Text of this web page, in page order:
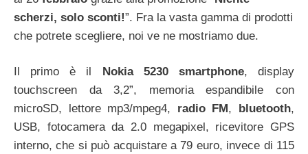
scherzi, solo sconti!”. Fra la vasta gamma di prodotti
che potrete scegliere, noi ve ne mostriamo due.
Il primo è il Nokia 5230 smartphone, display
touchscreen da 3,2”, memoria espandibile con
microSD, lettore mp3/mpeg4, radio FM , bluetooth,
USB, fotocamera da 2.0 megapixel, ricevitore GPS
interno, che si può acquistare a 79 euro, invece di 115